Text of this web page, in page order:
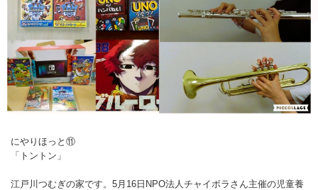
にやりほっと⑪
「トントン」
江戸川つむぎの家です。5月16日NPO法人チャイボラさん主催の児童養